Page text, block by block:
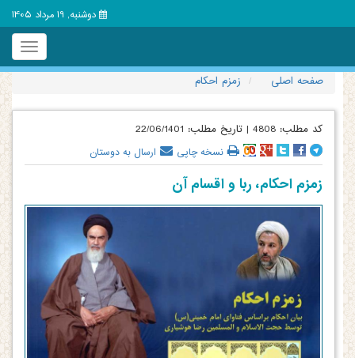
دوشنبه, 19 مرداد 1405
Toggle
صفحه اصلی
زمزم احکام
کد مطلب: 4808
| تاریخ مطلب: 22/06/1401
نسخه چاپی ارسال به دوستان
زمزم احکام، ربا و اقسام آن